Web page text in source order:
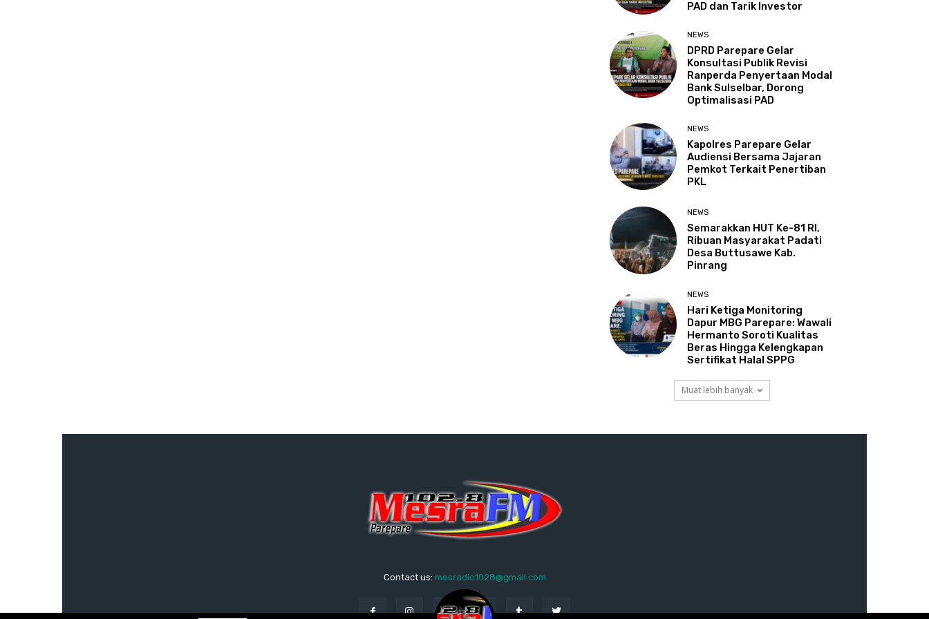
PAD dan Tarik Investor
NEWS
DPRD Parepare Gelar
Konsultasi Publik Revisi
Ranperda Penyertaan Modal
Bank Sulselbar, Dorong
Optimalisasi PAD
NEWS
Kapolres Parepare Gelar
Audiensi Bersama Jajaran
Pemkot Terkait Penertiban
PKL
NEWS
Semarakkan HUT Ke-81 RI,
Ribuan Masyarakat Padati
Desa Buttusawe Kab.
Pinrang
NEWS
Hari Ketiga Monitoring
Dapur MBG Parepare: Wawali
Hermanto Soroti Kualitas
Beras Hingga Kelengkapan
Sertifikat Halal SPPG
Muat lebih banyak
Contact us: mesradio1028@gmail.com